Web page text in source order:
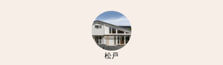
松戸